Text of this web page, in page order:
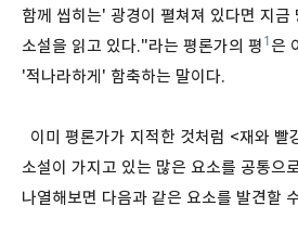
함께 씹히는' 광경이 펼쳐져 있다면 지금
소설을 읽고 있다."라는 평론가의 평1은
'적나라하게' 함축하는 말이다.
이미 평론가가 지적한 것처럼 <재와 빨
소설이 가지고 있는 많은 요소를 공통으
나열해보면 다음과 같은 요소를 발견할